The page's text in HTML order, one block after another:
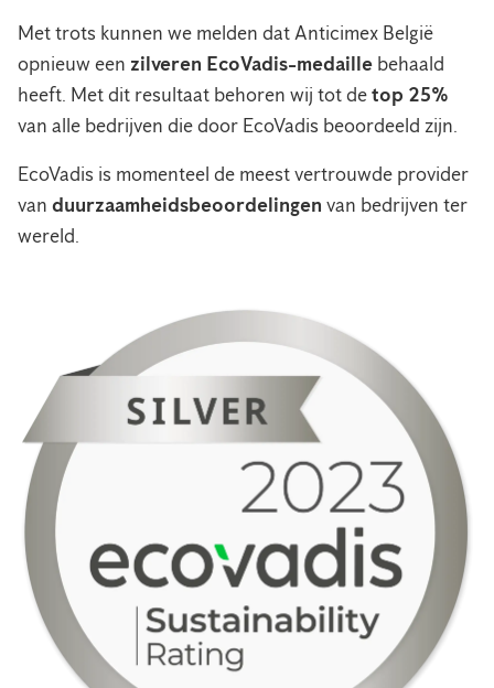
Met trots kunnen we melden dat Anticimex België
opnieuw een zilveren EcoVadis-medaille behaald
heeft. Met dit resultaat behoren wij tot detop 25%
van alle bedrijven die door EcoVadis beoordeeld zijn.
EcoVadis is momenteel de meest vertrouwde provider
van duurzaamheidsbeoordelingen van bedrijven ter
wereld.